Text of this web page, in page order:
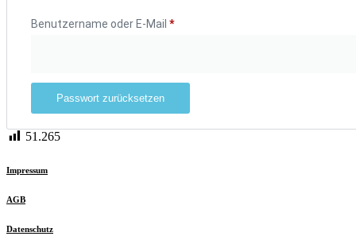
Benutzername oder E-Mail *Erforderlich
Passwort zurücksetzen
51.265
Impressum
AGB
Datenschutz